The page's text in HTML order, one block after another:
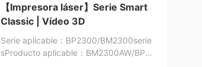
【Impresora láser】Serie Smart
Classic | Vídeo 3D
Serie aplicable：BP2300/BM2300serie
sProducto aplicable：BM2300AW/BP2